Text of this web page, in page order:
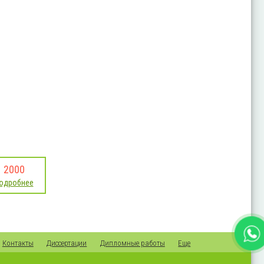
2000
Контакты Диссертации Дипломные работы Еще